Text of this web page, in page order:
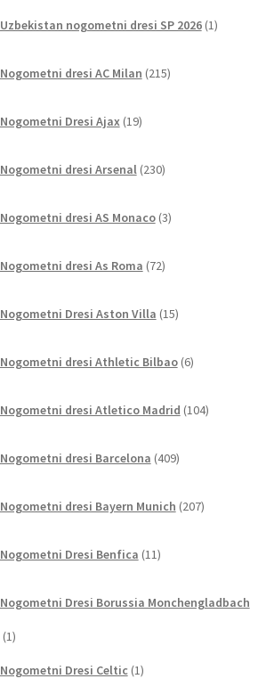
Uzbekistan nogometni dresi SP 2026 1izdelek
Nogometni dresi AC Milan 215izdelkov
Nogometni Dresi Ajax 19izdelkov
Nogometni dresi Arsenal 230izdelkov
Nogometni dresi AS Monaco 3izdelki
Nogometni dresi As Roma 72izdelkov
Nogometni Dresi Aston Villa 15izdelkov
Nogometni dresi Athletic Bilbao 6izdelkov
Nogometni dresi Atletico Madrid 104izdelki
Nogometni dresi Barcelona 409izdelkov
Nogometni dresi Bayern Munich 207izdelkov
Nogometni Dresi Benfica 11izdelkov
Nogometni Dresi Borussia Monchengladbach
11
Nogometni Dresi Celtic 1izdelek